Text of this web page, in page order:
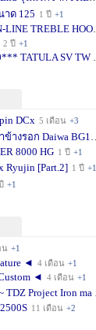
าด 125 1 ปี +1
TREBLE HOOK - 5X
2 ปี +1
TATULA SV TW
DCx 5 เดือน +3
งรอก Daiwa BG10
8000 HG 1 ปี +1
Ryujin [Part.2] 1 ปี +1
+1
น +1
◄ 4 เดือน +1
◄ 4 เดือน +1
Project Iron ma
11 เดือน +2